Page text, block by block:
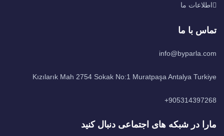
اطلاعات ما
تماس با ما
info@byparla.com
Kızılarık Mah 2754 Sokak No:1 Muratpaşa Antalya Turkiye
905314397268+
مارا در شبکه های اجتماعی دنبال کنید